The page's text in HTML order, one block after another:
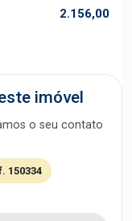
2.156,00
imóvel
o seu contato
150334